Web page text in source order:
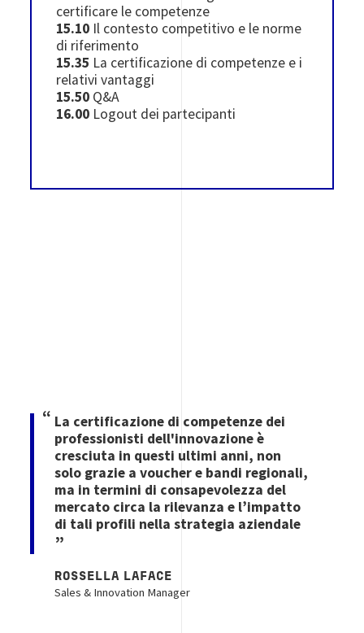
certificare le competenze
15.10 Il contesto competitivo e le norme
di riferimento
15.35 La certificazione di competenze e i
relativi vantaggi
15.50 Q&A
16.00 Logout dei partecipanti
La certificazione di competenze dei
professionisti dell'innovazione è
cresciuta in questi ultimi anni, non
solo grazie a voucher e bandi regionali,
ma in termini di consapevolezza del
mercato circa la rilevanza e l’impatto
di tali profili nella strategia aziendale
ROSSELLA LAFACE
Sales & Innovation Manager